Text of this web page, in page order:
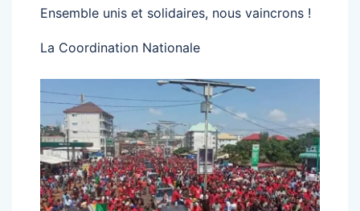
Ensemble unis et solidaires, nous vaincrons !
La Coordination Nationale